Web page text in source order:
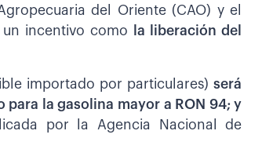
del Oriente (CAO) y el
un incentivo como
la liberación del
importado por particulares)será
para la gasolina mayor a RON 94; y
por la Agencia Nacional de